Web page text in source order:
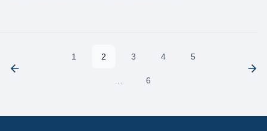
1 2 3 4 5
6